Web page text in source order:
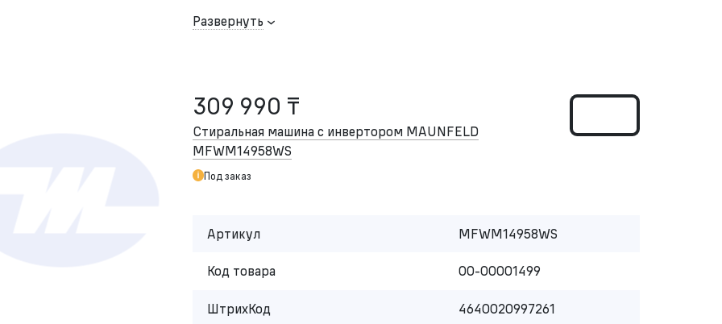
Развернуть
309 990 ₸
Стиральная машина c инвертором MAUNFELD
MFWM14958WS
Под заказ
Артикул MFWM14958WS
Код товара 00-00001499
ШтрихКод 4640020997261